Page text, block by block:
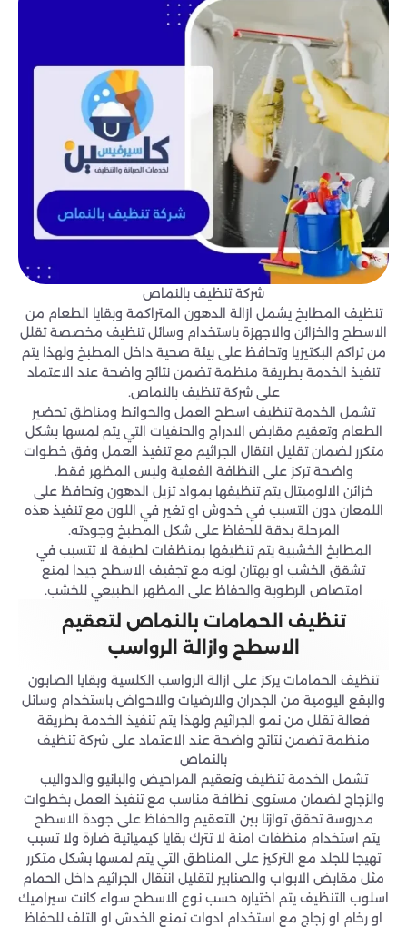
شركة تنظيف بالنماص
تنظيف المطابخ يشمل ازالة الدهون المتراكمة وبقايا الطعام من
الاسطح والخزائن والاجهزة باستخدام وسائل تنظيف مخصصة تقلل
من تراكم البكتيريا وتحافظ على بيئة صحية داخل المطبخ ولهذا يتم
تنفيذ الخدمة بطريقة منظمة تضمن نتائج واضحة عند الاعتماد
على شركة تنظيف بالنماص.
تشمل الخدمة تنظيف اسطح العمل والحوائط ومناطق تحضير
الطعام وتعقيم مقابض الادراج والحنفيات التي يتم لمسها بشكل
متكرر لضمان تقليل انتقال الجراثيم مع تنفيذ العمل وفق خطوات
واضحة تركز على النظافة الفعلية وليس المظهر فقط.
خزائن الالوميتال يتم تنظيفها بمواد تزيل الدهون وتحافظ على
اللمعان دون التسبب في خدوش او تغير في اللون مع تنفيذ هذه
المرحلة بدقة للحفاظ على شكل المطبخ وجودته.
المطابخ الخشبية يتم تنظيفها بمنظفات لطيفة لا تتسبب في
تشقق الخشب او بهتان لونه مع تجفيف الاسطح جيدا لمنع
امتصاص الرطوبة والحفاظ على المظهر الطبيعي للخشب.
تنظيف الحمامات بالنماص لتعقيم
الاسطح وازالة الرواسب
تنظيف الحمامات يركز على ازالة الرواسب الكلسية وبقايا الصابون
والبقع اليومية من الجدران والارضيات والاحواض باستخدام وسائل
فعالة تقلل من نمو الجراثيم ولهذا يتم تنفيذ الخدمة بطريقة
منظمة تضمن نتائج واضحة عند الاعتماد على شركة تنظيف
بالنماص
تشمل الخدمة تنظيف وتعقيم المراحيض والبانيو والدواليب
والزجاج لضمان مستوى نظافة مناسب مع تنفيذ العمل بخطوات
مدروسة تحقق توازنا بين التعقيم والحفاظ على جودة الاسطح
يتم استخدام منظفات امنة لا تترك بقايا كيميائية ضارة ولا تسبب
تهيجا للجلد مع التركيز على المناطق التي يتم لمسها بشكل متكرر
مثل مقابض الابواب والصنابير لتقليل انتقال الجراثيم داخل الحمام
اسلوب التنظيف يتم اختياره حسب نوع الاسطح سواء كانت سيراميك
او رخام او زجاج مع استخدام ادوات تمنع الخدش او التلف للحفاظ